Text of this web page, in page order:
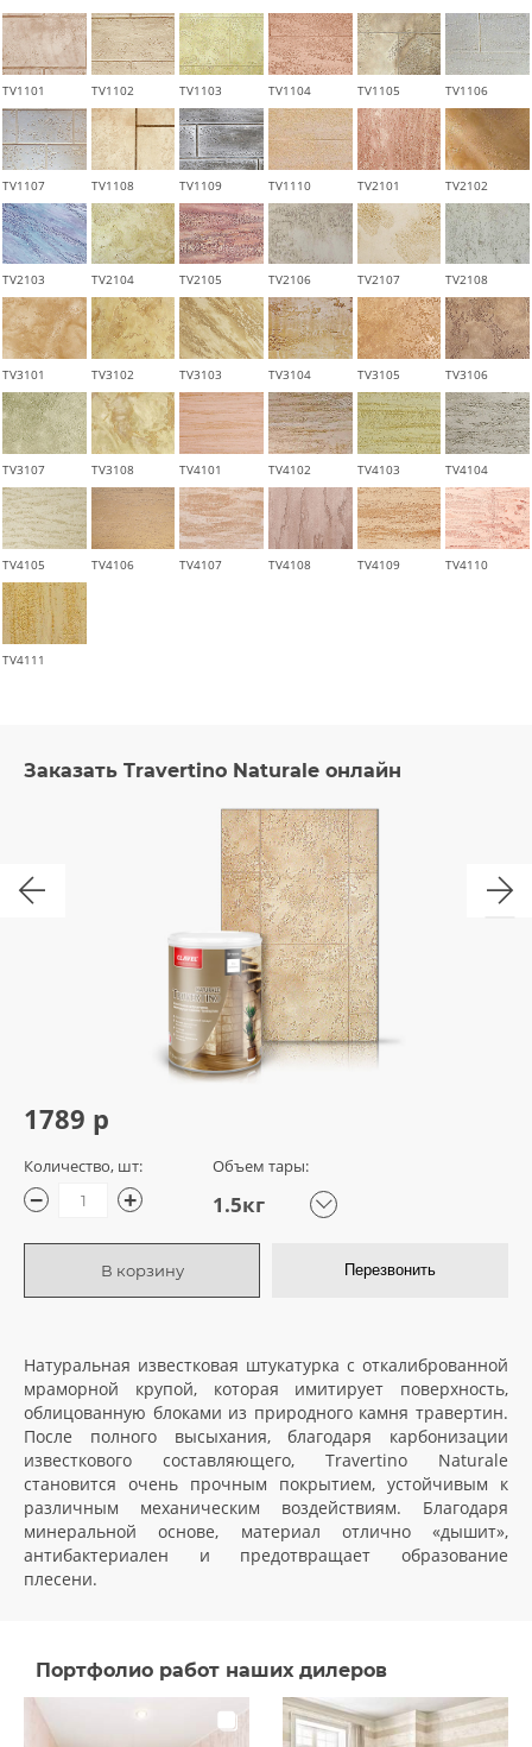
TV1101 TV1102 TV1103 TV1104 TV1105 TV1106
TV1107 TV1108 TV1109 TV1110 TV2101 TV2102
TV2103 TV2104 TV2105 TV2106 TV2107 TV2108
TV3101 TV3102 TV3103 TV3104 TV3105 TV3106
TV3107 TV3108 TV4101 TV4102 TV4103 TV4104
TV4105 TV4106 TV4107 TV4108 TV4109 TV4110
TV4111
Натуральная известковая штукатурка с откалиброванной
мраморной крупой, которая имитирует поверхность,
облицованную блоками из природного камня травертин.
После полного высыхания, благодаря карбонизации
известкового составляющего, Travertino Naturale
становится очень прочным покрытием, устойчивым к
различным механическим воздействиям. Благодаря
минеральной основе, материал отлично «дышит»,
антибактериален и предотвращает образование
плесени.
Заказать Travertino Naturale онлайн
Объем тары:
1.5кг
Количество, шт:
− +
1789 р
В корзину Перезвонить
Портфолио работ наших дилеров